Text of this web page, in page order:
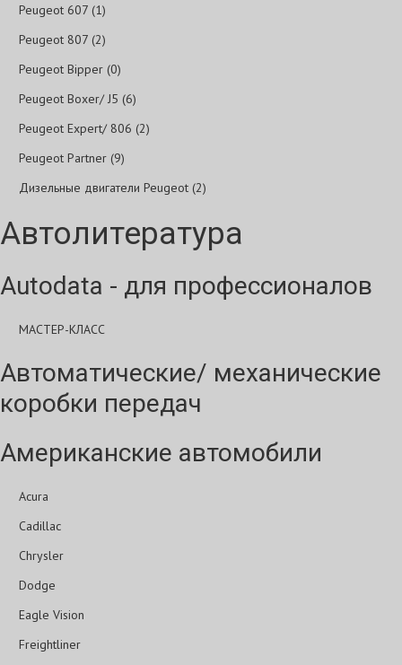
Peugeot 607 (1)
Peugeot 807 (2)
Peugeot Bipper (0)
Peugeot Boxer/ J5 (6)
Peugeot Expert/ 806 (2)
Peugeot Partner (9)
Дизельные двигатели Peugeot (2)
Автолитература
Autodata - для профессионалов
МАСТЕР-КЛАСС
Автоматические/ механические
коробки передач
Американские автомобили
Acura
Cadillac
Chrysler
Dodge
Eagle Vision
Freightliner